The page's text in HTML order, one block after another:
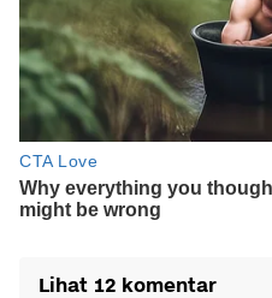
Lihat 12 komentar